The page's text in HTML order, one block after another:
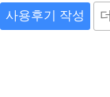
사용후기 작성